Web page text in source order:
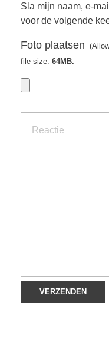
Sla mijn naam, e-
voor de volgende
Foto plaatsen
file size: 64MB.